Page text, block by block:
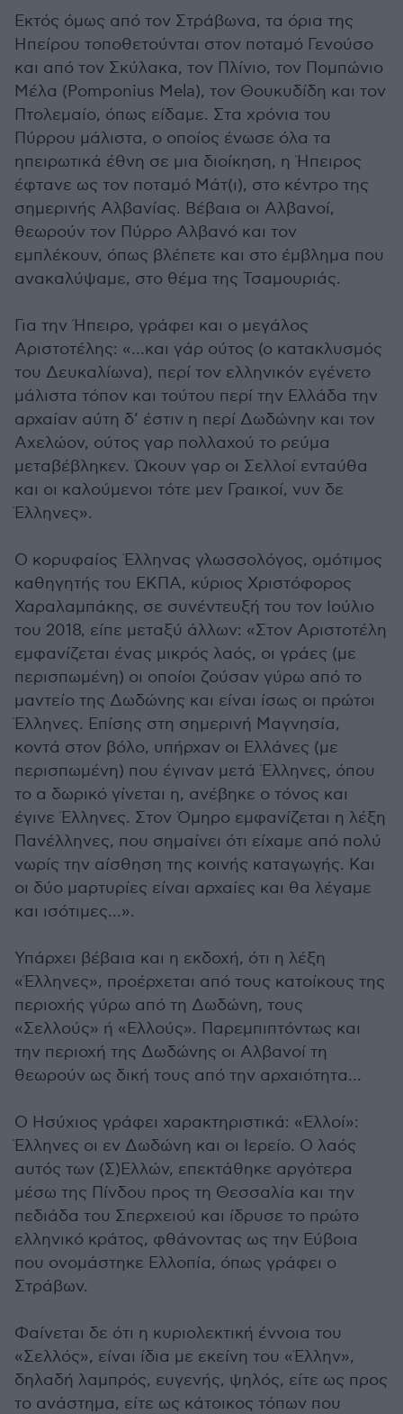
Εκτός όμως από τον Στράβωνα, τα όρια της
Ηπείρου τοποθετούνται στον ποταμό Γενούσο
και από τον Σκύλακα, τον Πλίνιο, τον Πομπώνιο
Μέλα (Pomponius Mela), τον Θουκυδίδη και τον
Πτολεμαίο, όπως είδαμε. Στα χρόνια του
Πύρρου μάλιστα, ο οποίος ένωσε όλα τα
ηπειρωτικά έθνη σε μια διοίκηση, η Ήπειρος
έφτανε ως τον ποταμό Μάτ(ι), στο κέντρο της
σημερινής Αλβανίας. Βέβαια οι Αλβανοί,
θεωρούν τον Πύρρο Αλβανό και τον
εμπλέκουν, όπως βλέπετε και στο έμβλημα που
ανακαλύψαμε, στο θέμα της Τσαμουριάς.
Για την Ήπειρο, γράφει και ο μεγάλος
Αριστοτέλης: «…και γάρ ούτος (ο κατακλυσμός
του Δευκαλίωνα), περί τον ελληνικόν εγένετο
μάλιστα τόπον και τούτου περί την Ελλάδα την
αρχαίαν αύτη δ’ έστιν η περί Δωδώνην και τον
Αχελώον, ούτος γαρ πολλαχού το ρεύμα
μεταβέβληκεν. Ώκουν γαρ οι Σελλοί ενταύθα
και οι καλούμενοι τότε μεν Γραικοί, νυν δε
Έλληνες».
Ο κορυφαίος Έλληνας γλωσσολόγος, ομότιμος
καθηγητής του ΕΚΠΑ, κύριος Χριστόφορος
Χαραλαμπάκης, σε συνέντευξή του τον Ιούλιο
του 2018, είπε μεταξύ άλλων: «Στον Αριστοτέλη
εμφανίζεται ένας μικρός λαός, οι γράες (με
περισπωμένη) οι οποίοι ζούσαν γύρω από το
μαντείο της Δωδώνης και είναι ίσως οι πρώτοι
Έλληνες. Επίσης στη σημερινή Μαγνησία,
κοντά στον βόλο, υπήρχαν οι Ελλάνες (με
περισπωμένη) που έγιναν μετά Έλληνες, όπου
το α δωρικό γίνεται η, ανέβηκε ο τόνος και
έγινε Έλληνες. Στον Όμηρο εμφανίζεται η λέξη
Πανέλληνες, που σημαίνει ότι είχαμε από πολύ
νωρίς την αίσθηση της κοινής καταγωγής. Και
οι δύο μαρτυρίες είναι αρχαίες και θα λέγαμε
και ισότιμες…».
Υπάρχει βέβαια και η εκδοχή, ότι η λέξη
«Έλληνες», προέρχεται από τους κατοίκους της
περιοχής γύρω από τη Δωδώνη, τους
«Σελλούς» ή «Ελλούς». Παρεμπιπτόντως και
την περιοχή της Δωδώνης οι Αλβανοί τη
θεωρούν ως δική τους από την αρχαιότητα…
Ο Ησύχιος γράφει χαρακτηριστικά: «Ελλοί»:
Έλληνες οι εν Δωδώνη και οι Ιερείο. Ο λαός
αυτός των (Σ)Ελλών, επεκτάθηκε αργότερα
μέσω της Πίνδου προς τη Θεσσαλία και την
πεδιάδα του Σπερχειού και ίδρυσε το πρώτο
ελληνικό κράτος, φθάνοντας ως την Εύβοια
που ονομάστηκε Ελλοπία, όπως γράφει ο
Στράβων.
Φαίνεται δε ότι η κυριολεκτική έννοια του
«Σελλός», είναι ίδια με εκείνη του «Έλλην»,
δηλαδή λαμπρός, ευγενής, ψηλός, είτε ως προς
το ανάστημα, είτε ως κάτοικος τόπων που